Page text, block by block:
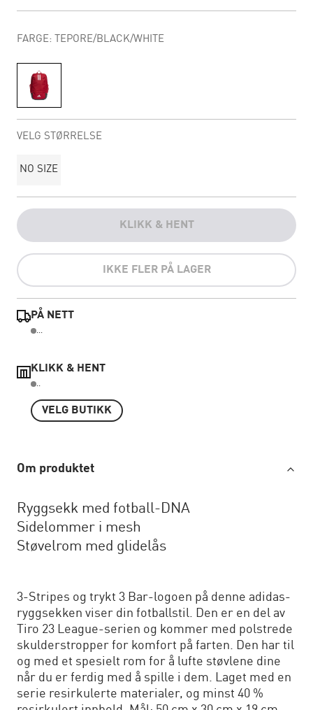
FARGE: TEPORE/BLACK/WHITE
VELG STØRRELSE
NO SIZE
KLIKK & HENT
IKKE FLER PÅ LAGER
PÅ NETT
...
KLIKK & HENT
..
VELG BUTIKK
Om produktet
Ryggsekk med fotball-DNA
Sidelommer i mesh
Støvelrom med glidelås
3-Stripes og trykt 3 Bar-logoen på denne adidas-
ryggsekken viser din fotballstil. Den er en del av
Tiro 23 League-serien og kommer med polstrede
skulderstropper for komfort på farten. Den har til
og med et spesielt rom for å lufte støvlene dine
når du er ferdig med å spille i dem. Laget med en
serie resirkulerte materialer, og minst 40 %